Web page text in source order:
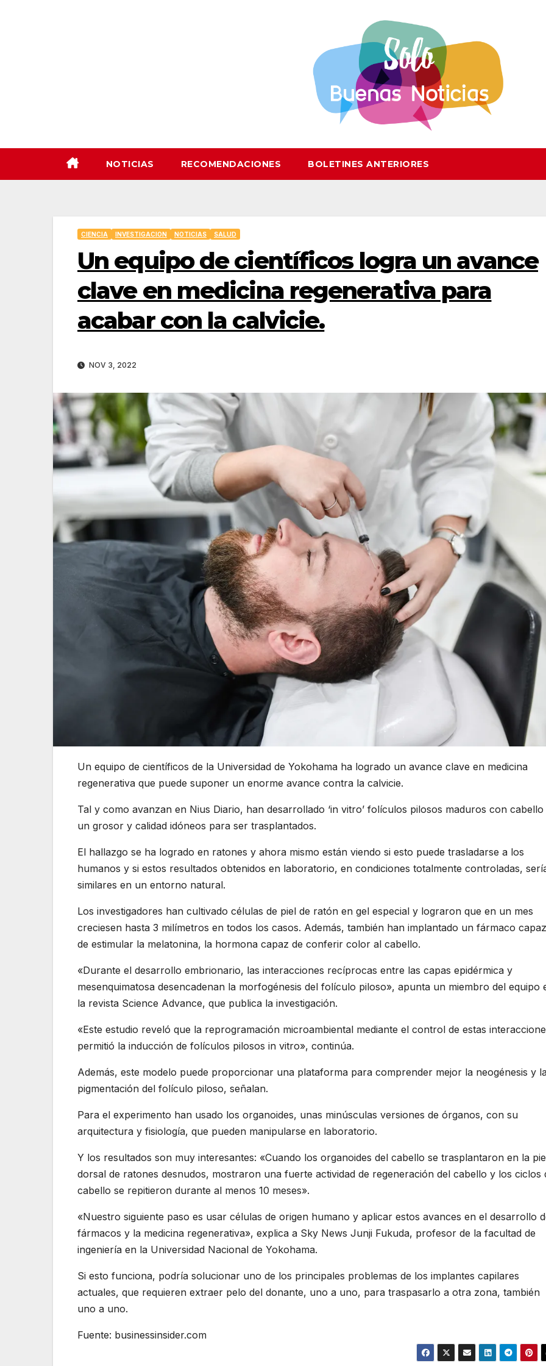
NOTICIAS RECOMENDACIONES BOLETINES ANTERIORES
CIENCIA INVESTIGACION NOTICIAS SALUD
Un equipo de científicos logra un avance
clave en medicina regenerativa para
acabar con la calvicie.
NOV 3, 2022
Un equipo de científicos de la Universidad de Yokohama ha logrado un avance clave en medicina
regenerativa que puede suponer un enorme avance contra la calvicie.
Tal y como avanzan en Nius Diario, han desarrollado ‘in vitro’ folículos pilosos maduros con cabello
un grosor y calidad idóneos para ser trasplantados.
El hallazgo se ha logrado en ratones y ahora mismo están viendo si esto puede trasladarse a los
humanos y si estos resultados obtenidos en laboratorio, en condiciones totalmente controladas,
similares en un entorno natural.
Los investigadores han cultivado células de piel de ratón en gel especial y lograron que en un mes
creciesen hasta 3 milímetros en todos los casos. Además, también han implantado un fármaco capaz
de estimular la melatonina, la hormona capaz de conferir color al cabello.
«Durante el desarrollo embrionario, las interacciones recíprocas entre las capas epidérmica y
mesenquimatosa desencadenan la morfogénesis del folículo piloso», apunta un miembro del equipo
la revista Science Advance, que publica la investigación.
«Este estudio reveló que la reprogramación microambiental mediante el control de estas
permitió la inducción de folículos pilosos in vitro», continúa.
Además, este modelo puede proporcionar una plataforma para comprender mejor la neogénesis y
pigmentación del folículo piloso, señalan.
Para el experimento han usado los organoides, unas minúsculas versiones de órganos, con su
arquitectura y fisiología, que pueden manipularse en laboratorio.
Y los resultados son muy interesantes: «Cuando los organoides del cabello se trasplantaron en la
dorsal de ratones desnudos, mostraron una fuerte actividad de regeneración del cabello y los ciclos
cabello se repitieron durante al menos 10 meses».
«Nuestro siguiente paso es usar células de origen humano y aplicar estos avances en el desarrollo
fármacos y la medicina regenerativa», explica a Sky News Junji Fukuda, profesor de la facultad de
ingeniería en la Universidad Nacional de Yokohama.
Si esto funciona, podría solucionar uno de los principales problemas de los implantes capilares
actuales, que requieren extraer pelo del donante, uno a uno, para traspasarlo a otra zona, también
uno a uno.
Fuente: businessinsider.com
Los
para
22 DE
2022